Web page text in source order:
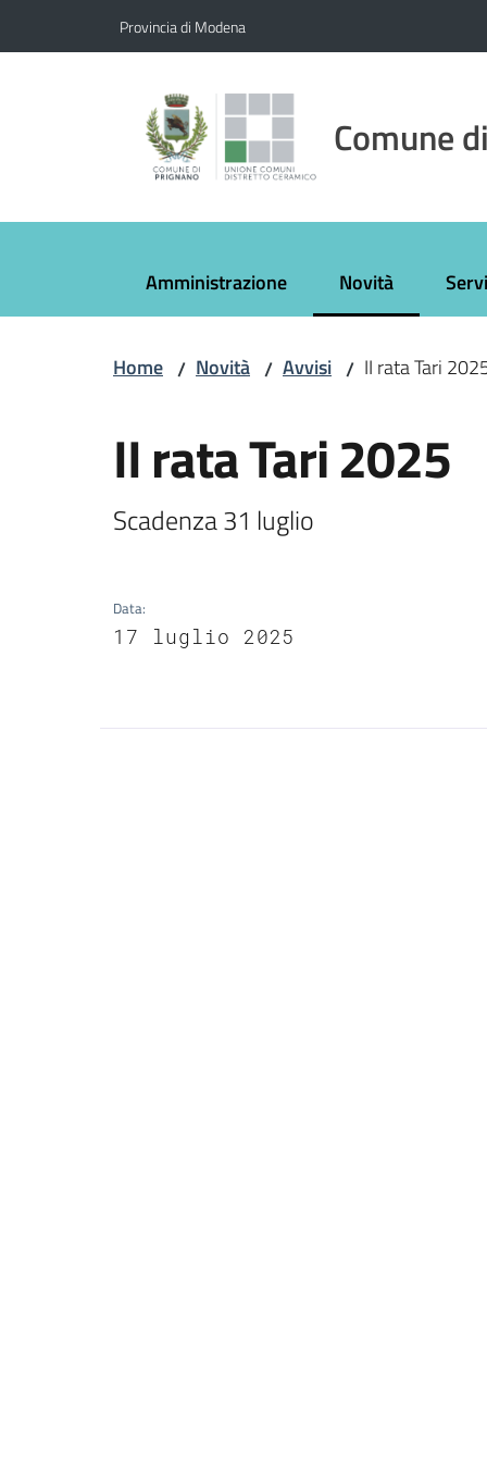
Provincia di Modena
Comune
Amministrazione Novità
Menu selezionato
Home / Novità / Avvisi / II rata Tari
II rata Tari 2025
Scadenza 31 luglio
Data:
17 luglio 2025